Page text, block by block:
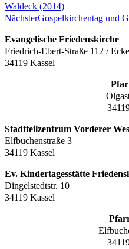
Waldeck (2014)
NächsterGospelkirchentag und
Evangelische Friedenskirche
Friedrich-Ebert-Straße 112 /
34119 Kassel
Stadtteilzentrum Vorderer
Elfbuchenstraße 3
34119 Kassel
Ev. Kindertagesstätte
Dingelstedtstr. 10
34119 Kassel